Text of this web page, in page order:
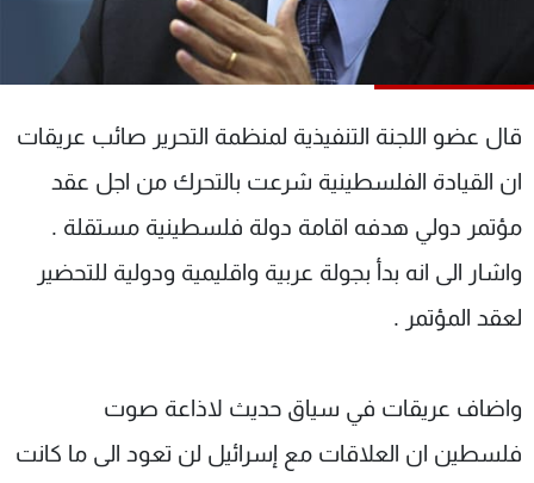
قال عضو اللجنة التنفيذية لمنظمة التحرير صائب عريقات
ان القيادة الفلسطينية شرعت بالتحرك من اجل عقد
مؤتمر دولي هدفه اقامة دولة فلسطينية مستقلة .
واشار الى انه بدأ بجولة عربية واقليمية ودولية للتحضير
لعقد المؤتمر .
واضاف عريقات في سياق حديث لاذاعة صوت
فلسطين ان العلاقات مع إسرائيل لن تعود الى ما كانت
عن MTV
لاعلاناتكم
وظائف
شروط الإسـتخدام